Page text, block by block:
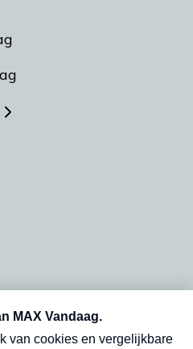
op onze
en dinsdagochtend in